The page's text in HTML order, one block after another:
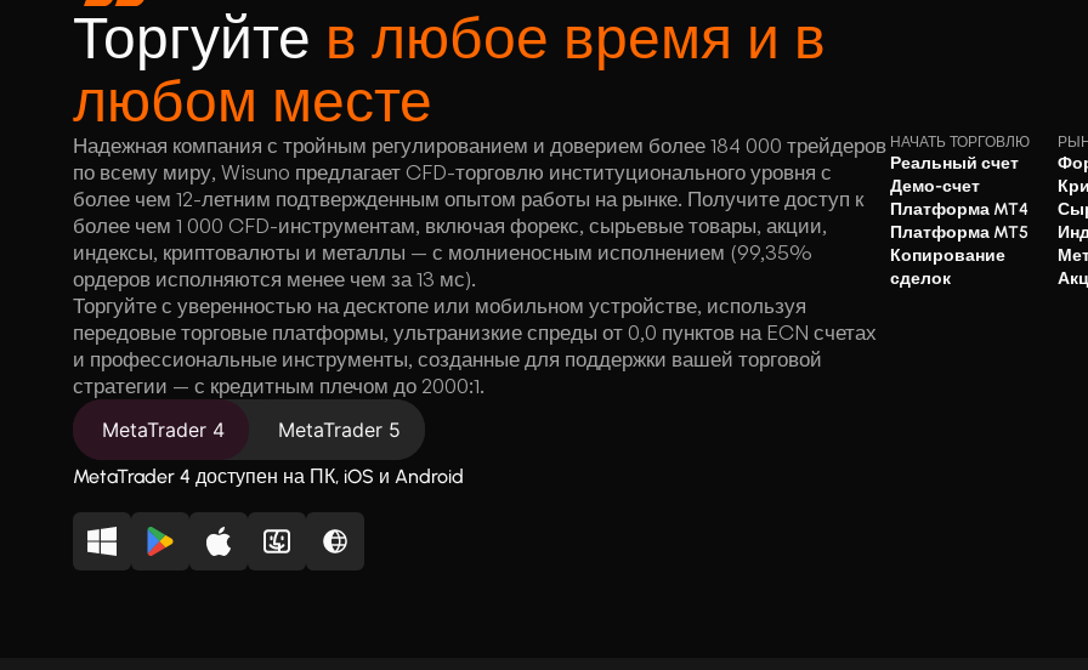
Торгуйте в любое время и в
любом месте
Надежная компания с тройным регулированием и доверием более 184 000 трейдеров
по всему миру, Wisuno предлагает CFD-торговлю институционального уровня с
более чем 12-летним подтвержденным опытом работы на рынке. Получите доступ к
более чем 1 000 CFD-инструментам, включая форекс, сырьевые товары, акции,
индексы, криптовалюты и металлы — с молниеносным исполнением (99,35%
ордеров исполняются менее чем за 13 мс).
Торгуйте с уверенностью на десктопе или мобильном устройстве, используя
передовые торговые платформы, ультранизкие спреды от 0,0 пунктов на ECN счетах
и профессиональные инструменты, созданные для поддержки вашей торговой
стратегии — с кредитным плечом до 2000:1.
НАЧАТЬ ТОРГОВЛЮ
Реальный счет
Демо-счет
Платформа MT4
Платформа MT5
Копирование
сделок
MetaTrader 4 MetaTrader 5
MetaTrader 4 доступен на ПК, iOS и Android